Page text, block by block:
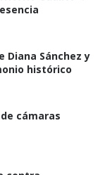
Diana Sánchez y
histórico
cámaras